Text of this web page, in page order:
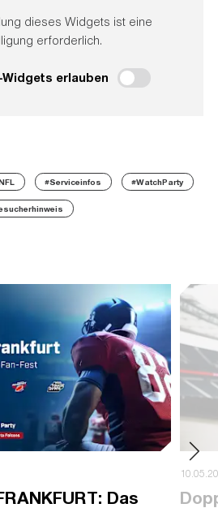
dieses Widgets ist eine
erforderlich.
erlauben
#Serviceinfos #WatchParty
Das